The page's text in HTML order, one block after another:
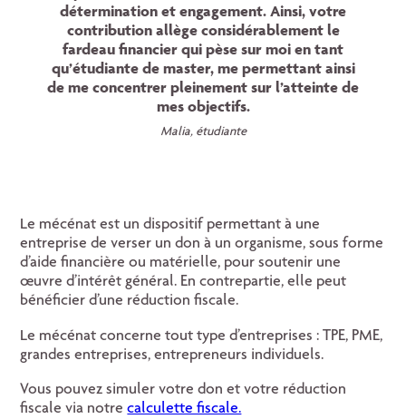
détermination et engagement. Ainsi, votre
contribution allège considérablement le
fardeau financier qui pèse sur moi en tant
qu’étudiante de master, me permettant ainsi
de me concentrer pleinement sur l’atteinte de
mes objectifs.
Malia, étudiante
Le mécénat est un dispositif permettant à une
entreprise de verser un don à un organisme, sous forme
d’aide financière ou matérielle, pour soutenir une
œuvre d’intérêt général. En contrepartie, elle peut
bénéficier d’une réduction fiscale.
Le mécénat concerne tout type d’entreprises : TPE, PME,
grandes entreprises, entrepreneurs individuels.
Vous pouvez simuler votre don et votre réduction
fiscale via notrecalculette fiscale.